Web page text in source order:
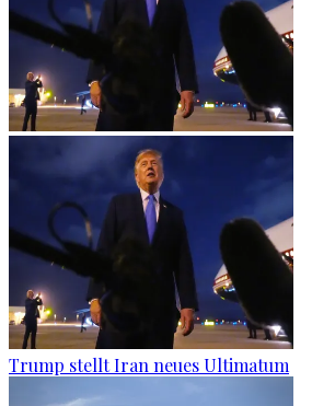
Trump stellt Iran neues Ultimatum